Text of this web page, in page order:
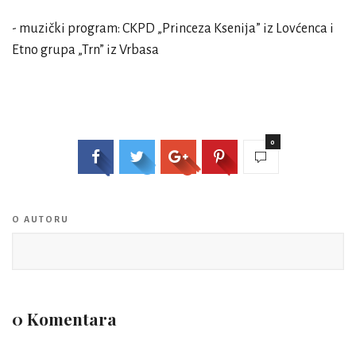
- muzički program: CKPD „Princeza Ksenija” iz Lovćenca i
Etno grupa „Trn” iz Vrbasa
0
O AUTORU
0 Komentara